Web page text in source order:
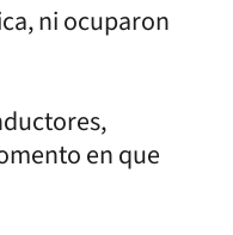
ni ocuparon
en que